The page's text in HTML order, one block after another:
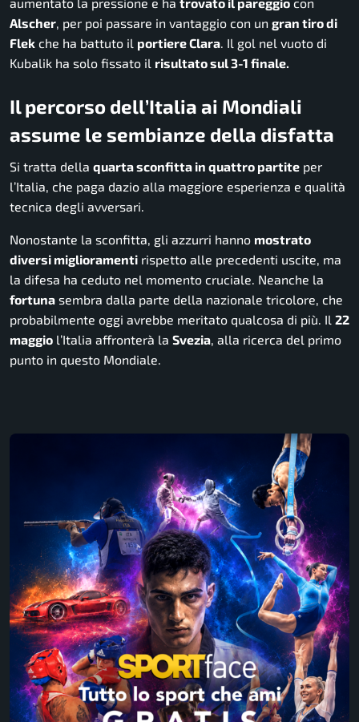
aumentato la pressione e ha trovato il pareggio con
Alscher, per poi passare in vantaggio con un gran tiro di
Flek che ha battuto il portiere Clara. Il gol nel vuoto di
Kubalik ha solo fissato il risultato sul 3-1 finale.
Il percorso dell’Italia ai Mondiali
assume le sembianze della disfatta
Si tratta della quarta sconfitta in quattro partite per
l’Italia, che paga dazio alla maggiore esperienza e qualità
tecnica degli avversari.
Nonostante la sconfitta, gli azzurri hanno mostrato
diversi miglioramenti rispetto alle precedenti uscite, ma
la difesa ha ceduto nel momento cruciale. Neanche la
fortuna sembra dalla parte della nazionale tricolore, che
probabilmente oggi avrebbe meritato qualcosa di più. Il 22
maggio l’Italia affronterà la Svezia, alla ricerca del primo
punto in questo Mondiale.